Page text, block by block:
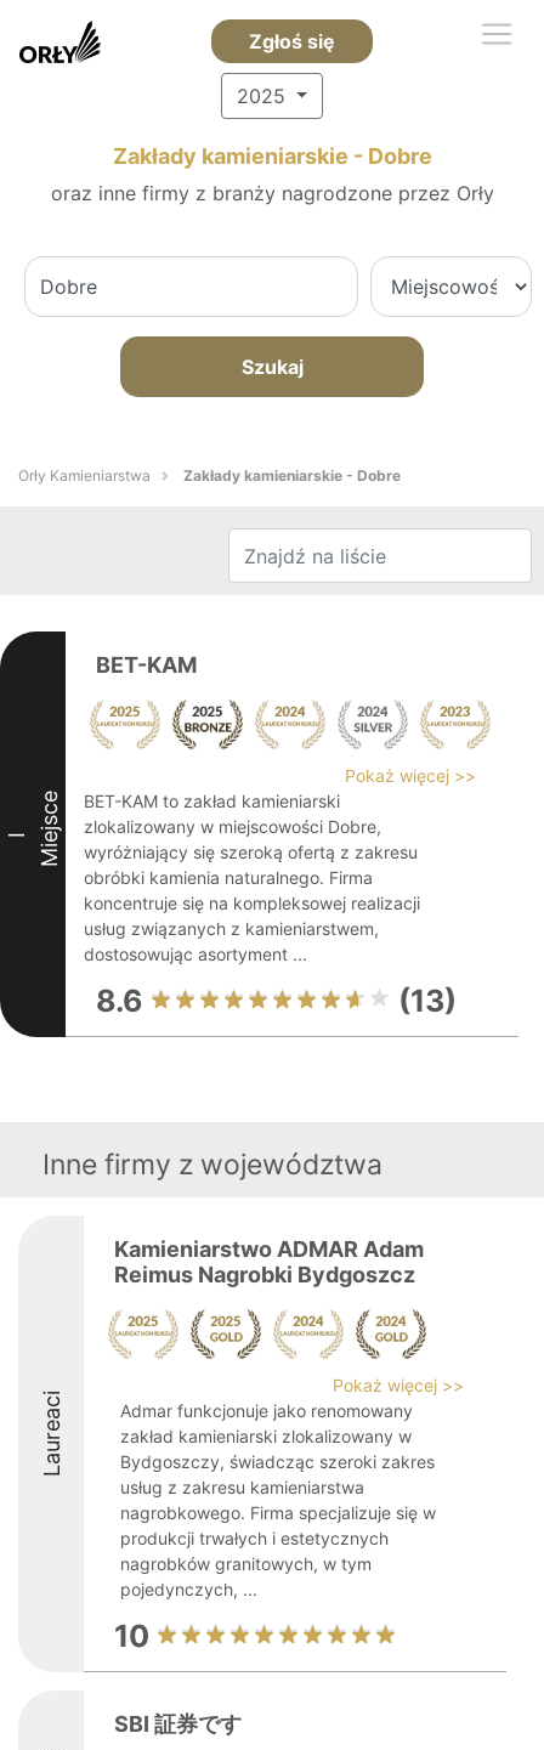
Zgłoś się
2025
Zakłady kamieniarskie - Dobre
oraz inne firmy z branży nagrodzone przez Orły
Szukaj
Orły Kamieniarstwa Zakłady kamieniarskie - Dobre
I Miejsce
BET-KAM
Pokaż więcej >>
BET-KAM to zakład kamieniarski
zlokalizowany w miejscowości Dobre,
wyróżniający się szeroką ofertą z zakresu
obróbki kamienia naturalnego. Firma
koncentruje się na kompleksowej realizacji
usług związanych z kamieniarstwem,
dostosowując asortyment ...
8.6 (13)
Inne firmy z województwa
Laureaci
Kamieniarstwo ADMAR Adam
Reimus Nagrobki Bydgoszcz
Pokaż więcej >>
Admar funkcjonuje jako renomowany
zakład kamieniarski zlokalizowany w
Bydgoszczy, świadcząc szeroki zakres
usług z zakresu kamieniarstwa
nagrobkowego. Firma specjalizuje się w
produkcji trwałych i estetycznych
nagrobków granitowych, w tym
pojedynczych, ...
10
SBI 証券です